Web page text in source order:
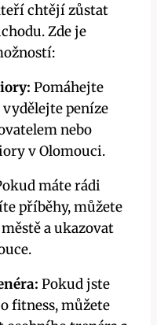
chtějí zůstat
Zde je
Pomáhejte
peníze
nebo
v Olomouci.
máte rádi
příběhy, můžete
a ukazovat
Pokud jste
fitness, můžete